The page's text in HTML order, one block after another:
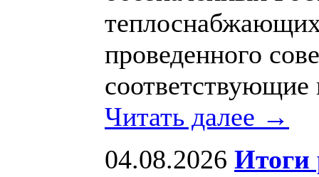
проведенного
соответствующие
Читать далее →
04.08.2026 Итоги